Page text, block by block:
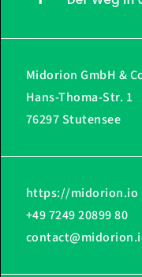
Midorion GmbH &
Hans-Thoma-Str. 1
76297 Stutensee
https://midorion.io
+49 7249 20899 80